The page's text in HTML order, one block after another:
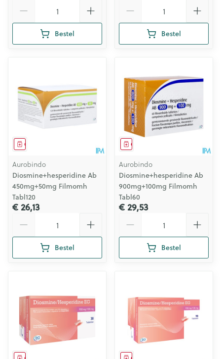
Bestel Bestel
Geneesmiddel
Aurobindo
Diosmine+hesperidine Ab
450mg+50mg Filmomh
Tabl120
€ 26,13
Bestel
Geneesmiddel
Aurobindo
Diosmine+hesperidine Ab
900mg+100mg Filmomh
Tabl60
€ 29,53
Bestel